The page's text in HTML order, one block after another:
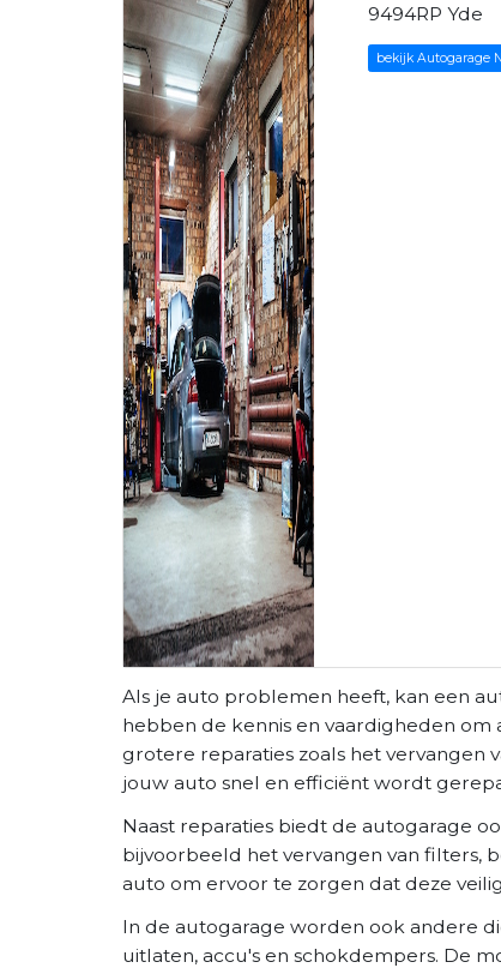
9494RP Yde
bekijk Autogarage
Als je auto problemen heeft, kan een
hebben de kennis en vaardigheden om
grotere reparaties zoals het
jouw auto snel en efficiënt wordt
Naast reparaties biedt de autogarage
bijvoorbeeld het vervangen van filters,
auto om ervoor te zorgen dat deze
In de autogarage worden ook andere
uitlaten, accu's en schokdempers. De